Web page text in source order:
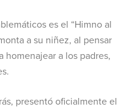
es el “Himno al
a su niñez, al pensar
homenajear a los padres,
presentó oficialmente el